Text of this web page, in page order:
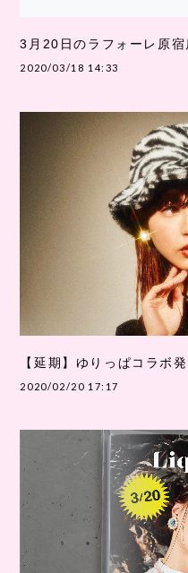
3月20日のラフォーレ原
2020/03/18 14:33
【延期】ゆりっぱコラボ
2020/02/20 17:17